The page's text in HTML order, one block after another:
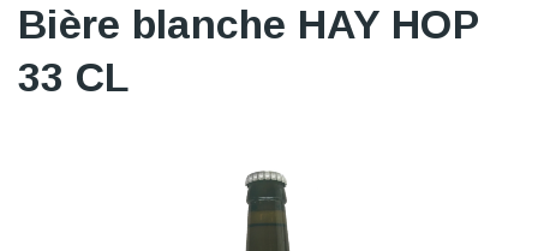
Bière blanche HAY HOP
33 CL